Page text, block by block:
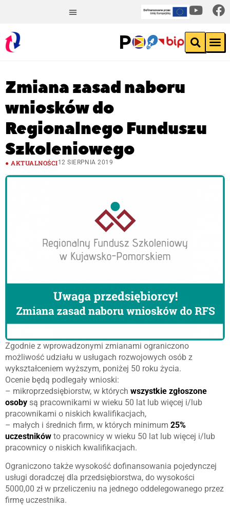
Zmiana zasad naboru
wniosków do
Regionalnego Funduszu
Szkoleniowego
AKTUALNOŚCI12 SIERPNIA 2019
Zgodnie z wprowadzonymi zmianami ograniczono
możliwość udziału w usługach rozwojowych osób z
wykształceniem wyższym, poniżej 50 roku życia.
Ocenie będą podlegały wnioski:
– mikroprzedsiębiorstw, w których wszystkie zgłoszone
osoby są pracownikami w wieku 50 lat lub więcej i/lub
pracownikami o niskich kwalifikacjach,
– małych i średnich firm, w których minimum 25%
uczestników to pracownicy w wieku 50 lat lub więcej i/lub
pracownicy o niskich kwalifikacjach.
Ograniczono także wysokość dofinansowania pojedynczej
usługi doradczej dla przedsiębiorstwa, do wysokości
5000,00 zł w przeliczeniu na jednego oddelegowanego przez
firmę uczestnika.